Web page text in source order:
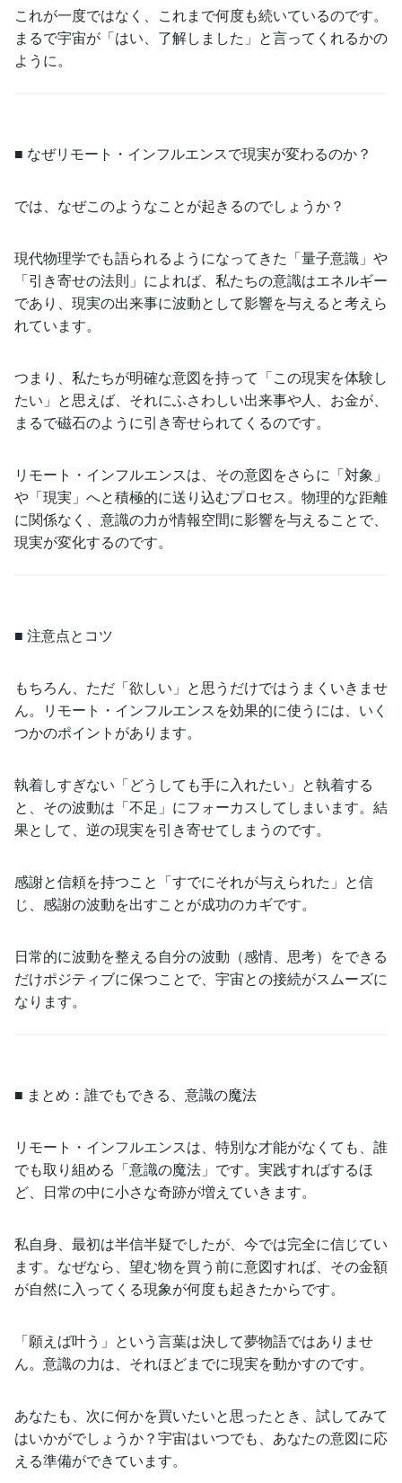
これが一度ではなく、これまで何度も続いているのです。
まるで宇宙が「はい、了解しました」と言ってくれるかの
ように。
■ なぜリモート・インフルエンスで現実が変わるのか？
では、なぜこのようなことが起きるのでしょうか？
現代物理学でも語られるようになってきた「量子意識」や
「引き寄せの法則」によれば、私たちの意識はエネルギー
であり、現実の出来事に波動として影響を与えると考えら
れています。
つまり、私たちが明確な意図を持って「この現実を体験し
たい」と思えば、それにふさわしい出来事や人、お金が、
まるで磁石のように引き寄せられてくるのです。
リモート・インフルエンスは、その意図をさらに「対象」
や「現実」へと積極的に送り込むプロセス。物理的な距離
に関係なく、意識の力が情報空間に影響を与えることで、
現実が変化するのです。
■ 注意点とコツ
もちろん、ただ「欲しい」と思うだけではうまくいきませ
ん。リモート・インフルエンスを効果的に使うには、いく
つかのポイントがあります。
執着しすぎない「どうしても手に入れたい」と執着する
と、その波動は「不足」にフォーカスしてしまいます。結
果として、逆の現実を引き寄せてしまうのです。
感謝と信頼を持つこと「すでにそれが与えられた」と信
じ、感謝の波動を出すことが成功のカギです。
日常的に波動を整える自分の波動（感情、思考）をできる
だけポジティブに保つことで、宇宙との接続がスムーズに
なります。
■ まとめ：誰でもできる、意識の魔法
リモート・インフルエンスは、特別な才能がなくても、誰
でも取り組める「意識の魔法」です。実践すればするほ
ど、日常の中に小さな奇跡が増えていきます。
私自身、最初は半信半疑でしたが、今では完全に信じてい
ます。なぜなら、望む物を買う前に意図すれば、その金額
が自然に入ってくる現象が何度も起きたからです。
「願えば叶う」という言葉は決して夢物語ではありませ
ん。意識の力は、それほどまでに現実を動かすのです。
あなたも、次に何かを買いたいと思ったとき、試してみて
はいかがでしょうか？宇宙はいつでも、あなたの意図に応
える準備ができています。